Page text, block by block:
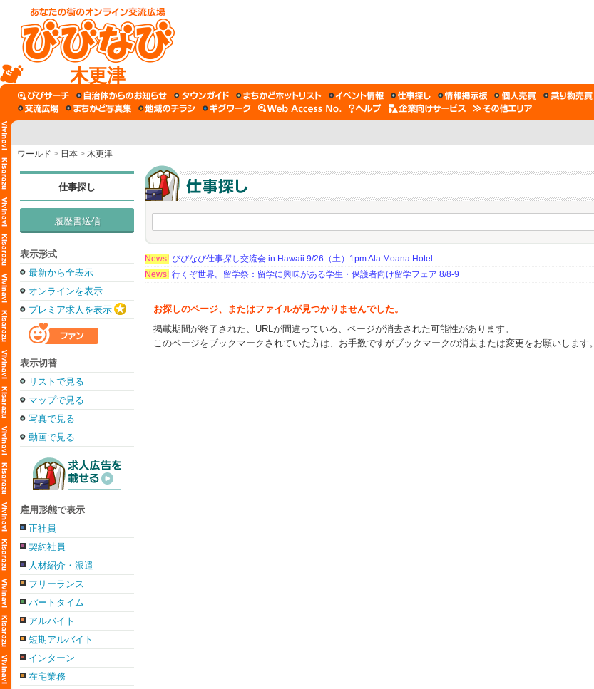
木更津
ワールド > 日本 > 木更津
仕事探し
履歴書送信
表示形式
最新から全表示
オンラインを表示
プレミア求人を表示
表示切替
リストで見る
マップで見る
写真で見る
動画で見る
雇用形態で表示
正社員
契約社員
人材紹介・派遣
フリーランス
パートタイム
アルバイト
短期アルバイト
インターン
在宅業務
News! びびなび仕事探し交流会 in Hawaii 9/26（土）1pm Ala Moana Hotel
News! 行くぞ世界。留学祭：留学に興味がある学生・保護者向け留学フェア 8/8-9
お探しのページ、またはファイルが見つかりませんでした。
掲載期間が終了された、URLが間違っている、ページが消去された可能性があります。
このページをブックマークされていた方は、お手数ですがブックマークの消去または変更をお願いします。